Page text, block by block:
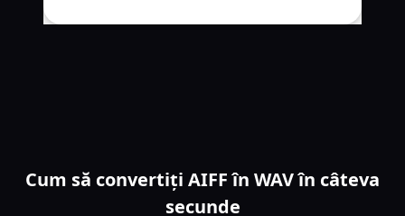
Cum să convertiți AIFF în WAV în câteva
secunde